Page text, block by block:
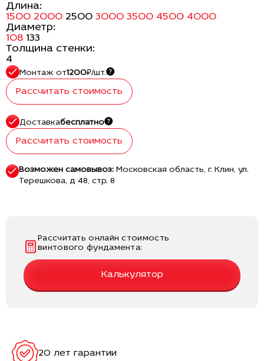
Длина:
1500 2000 2500 3000 3500 4500 4000
Диаметр:
108 133
Толщина стенки:
4
Монтаж от1200₽/шт.
Рассчитать стоимость
Доставкабесплатно
Рассчитать стоимость
Возможен самовывоз:Московская область, г. Клин, ул.
Терешкова, д 48, стр. 8
Рассчитать онлайн стоимость
винтового фундамента:
Калькулятор
20 лет гарантии